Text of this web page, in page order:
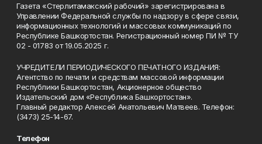
Газета «Стерлитамакский рабочий» зарегистрирована в
Управлении Федеральной службы по надзору в сфере связи,
информационных технологий и массовых коммуникаций по
Республике Башкортостан. Регистрационный номер ПИ № ТУ
02 - 01783 от 19.05.2025 г.
УЧРЕДИТЕЛИ ПЕРИОДИЧЕСКОГО ПЕЧАТНОГО ИЗДАНИЯ:
Агентство по печати и средствам массовой информации
Республики Башкортостан, Акционерное общество
Издательский дом «Республика Башкортостан».
Главный редактор Алексей Анатольевич Матвеев. Телефон:
(3473) 25-14-67.
Телефон